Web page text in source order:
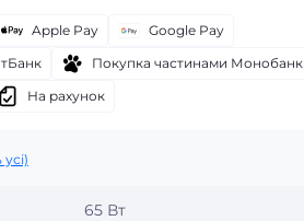
Apple Pay
Google Pay
Покупка частинами Монобанк
На рахунок
65 Вт